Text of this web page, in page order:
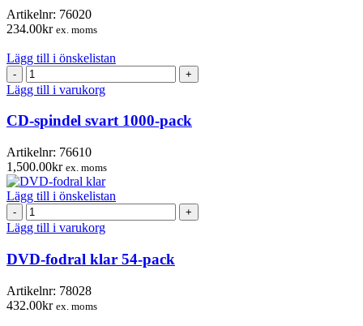
Artikelnr: 76020
234.00kr ex. moms
Lägg till i önskelistan
CD-
spindel
svart
1000-
pack
mängd
Lägg till i varukorg
CD-spindel svart 1000-pack
Artikelnr: 76610
1,500.00kr ex. moms
Lägg till i önskelistan
DVD-
fodral
klar
54-
pack
Lägg till i varukorg
DVD-fodral klar 54-pack
Artikelnr: 78028
432.00kr ex. moms